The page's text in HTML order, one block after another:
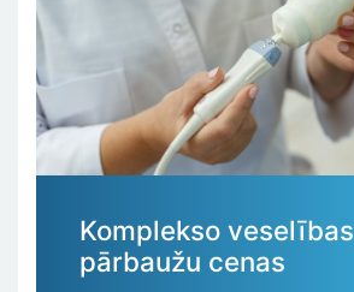
Komplekso veselības
pārbaužu cenas